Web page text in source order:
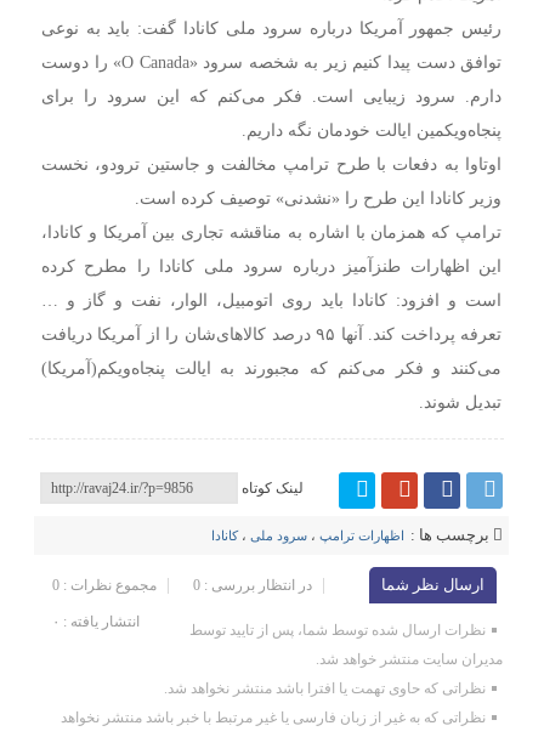
رئیس جمهور آمریکا درباره سرود ملی کانادا گفت: باید به نوعی
توافق دست پیدا کنیم زیر به شخصه سرود «O Canada» را دوست
دارم. سرود زیبایی است. فکر می‌کنم که این سرود را برای
پنجاه‌ویکمین ایالت خودمان نگه داریم.
اوتاوا به دفعات با طرح ترامپ مخالفت و جاستین ترودو، نخست
وزیر کانادا این طرح را «نشدنی» توصیف کرده است.
ترامپ که همزمان با اشاره به مناقشه تجاری بین آمریکا و کانادا،
این اظهارات طنزآمیز درباره سرود ملی کانادا را مطرح کرده
است و افزود: کانادا باید روی اتومبیل، الوار، نفت و گاز و …
تعرفه پرداخت کند. آنها ۹۵ درصد کالاهای‌شان را از آمریکا دریافت
می‌کنند و فکر می‌کنم که مجبورند به ایالت پنجاه‌ویکم(آمریکا)
تبدیل شوند.
لینک کوتاه
برچسب ها : اظهارات ترامپ ،سرود ملی ،کانادا
ارسال نظر شما مجموع نظرات : 0 در انتظار بررسی : 0
انتشار یافته : ۰
نظرات ارسال شده توسط شما، پس از تایید توسط
مدیران سایت منتشر خواهد شد.
نظراتی که حاوی تهمت یا افترا باشد منتشر نخواهد شد.
نظراتی که به غیر از زبان فارسی یا غیر مرتبط با خبر باشد منتشر نخواهد